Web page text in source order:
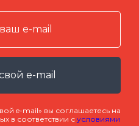
e-mail
e-mail» вы соглашаетесь на
в соответствии с условиями